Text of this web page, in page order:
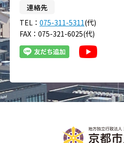
連絡先
TEL： 075-311-5311(代)
FAX：075-321-6025(代)